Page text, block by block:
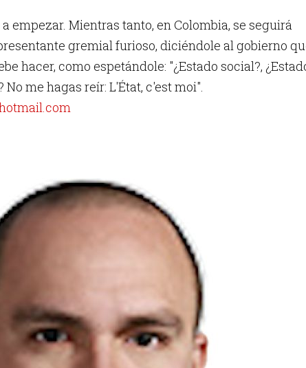
empezar. Mientras tanto, en Colombia, se seguirá
gremial furioso, diciéndole al gobierno
hacer, como espetándole: "¿Estado social?,
me hagas reír: L'État, c'est moi".